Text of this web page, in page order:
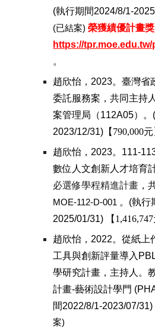
(執行期間2024/8/1-
(已結案) 榮獲績優計畫獎
https://
。
趙欣怡，2023。臺灣省
委託服務案 ，共同主持
案管理局（112A05）
2023/12/31)【 790,000元
趙欣怡，2023。111-
數位人文創新人才培育
必選修學程精進計畫 ，
MOE-112-D-001 。 (執行
2025/01/31) 【 1,416,747
趙欣怡，2022。從紙上
工具與創新評量導入
學研究計畫， 主持人 。
計畫-藝術設計學門 (
間2022/8/1-2023/07/31)
案)